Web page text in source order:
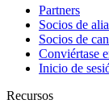
Partners
Socios de
Socios de
Conviértase
Inicio de
Recursos